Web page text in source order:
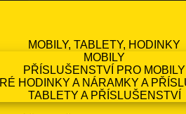
MOBILY, TABLETY, HODINKY
MOBILY
PŘÍSLUŠENSTVÍ PRO MOBILY
HODINKY A NÁRAMKY A
TABLETY A PŘÍSLUŠENSTVÍ